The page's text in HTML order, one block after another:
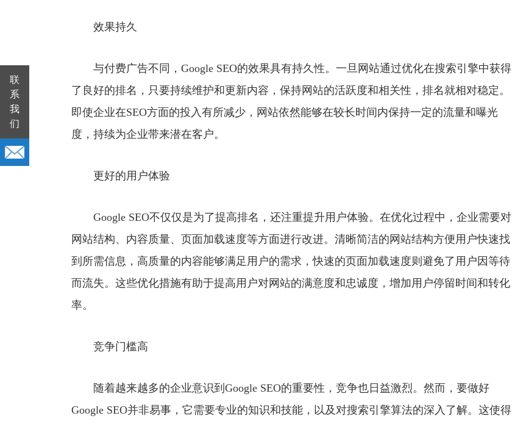
效果持久
与付费广告不同，Google SEO的效果具有持久性。一旦网站通过优化在搜索引擎中获得
了良好的排名，只要持续维护和更新内容，保持网站的活跃度和相关性，排名就相对稳定。
即使企业在SEO方面的投入有所减少，网站依然能够在较长时间内保持一定的流量和曝光
度，持续为企业带来潜在客户。
更好的用户体验
Google SEO不仅仅是为了提高排名，还注重提升用户体验。在优化过程中，企业需要对
网站结构、内容质量、页面加载速度等方面进行改进。清晰简洁的网站结构方便用户快速找
到所需信息，高质量的内容能够满足用户的需求，快速的页面加载速度则避免了用户因等待
而流失。这些优化措施有助于提高用户对网站的满意度和忠诚度，增加用户停留时间和转化
率。
竞争门槛高
随着越来越多的企业意识到Google SEO的重要性，竞争也日益激烈。然而，要做好
Google SEO并非易事，它需要专业的知识和技能，以及对搜索引擎算法的深入了解。这使得
联
系
我
们